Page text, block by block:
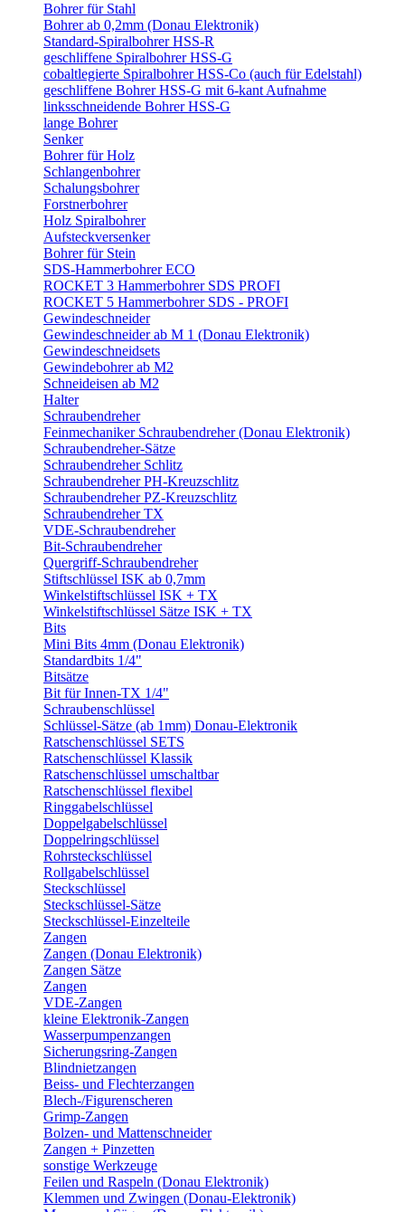
Bohrer für Stahl
Bohrer ab 0,2mm (Donau Elektronik)
Standard-Spiralbohrer HSS-R
geschliffene Spiralbohrer HSS-G
cobaltlegierte Spiralbohrer HSS-Co (auch für Edelstahl)
geschliffene Bohrer HSS-G mit 6-kant Aufnahme
linksschneidende Bohrer HSS-G
lange Bohrer
Senker
Bohrer für Holz
Schlangenbohrer
Schalungsbohrer
Forstnerbohrer
Holz Spiralbohrer
Aufsteckversenker
Bohrer für Stein
SDS-Hammerbohrer ECO
ROCKET 3 Hammerbohrer SDS PROFI
ROCKET 5 Hammerbohrer SDS - PROFI
Gewindeschneider
Gewindeschneider ab M 1 (Donau Elektronik)
Gewindeschneidsets
Gewindebohrer ab M2
Schneideisen ab M2
Halter
Schraubendreher
Feinmechaniker Schraubendreher (Donau Elektronik)
Schraubendreher-Sätze
Schraubendreher Schlitz
Schraubendreher PH-Kreuzschlitz
Schraubendreher PZ-Kreuzschlitz
Schraubendreher TX
VDE-Schraubendreher
Bit-Schraubendreher
Quergriff-Schraubendreher
Stiftschlüssel ISK ab 0,7mm
Winkelstiftschlüssel ISK + TX
Winkelstiftschlüssel Sätze ISK + TX
Bits
Mini Bits 4mm (Donau Elektronik)
Standardbits 1/4"
Bitsätze
Bit für Innen-TX 1/4"
Schraubenschlüssel
Schlüssel-Sätze (ab 1mm) Donau-Elektronik
Ratschenschlüssel SETS
Ratschenschlüssel Klassik
Ratschenschlüssel umschaltbar
Ratschenschlüssel flexibel
Ringgabelschlüssel
Doppelgabelschlüssel
Doppelringschlüssel
Rohrsteckschlüssel
Rollgabelschlüssel
Steckschlüssel
Steckschlüssel-Sätze
Steckschlüssel-Einzelteile
Zangen
Zangen (Donau Elektronik)
Zangen Sätze
Zangen
VDE-Zangen
kleine Elektronik-Zangen
Wasserpumpenzangen
Sicherungsring-Zangen
Blindnietzangen
Beiss- und Flechterzangen
Blech-/Figurenscheren
Grimp-Zangen
Bolzen- und Mattenschneider
Zangen + Pinzetten
sonstige Werkzeuge
Feilen und Raspeln (Donau Elektronik)
Klemmen und Zwingen (Donau-Elektronik)